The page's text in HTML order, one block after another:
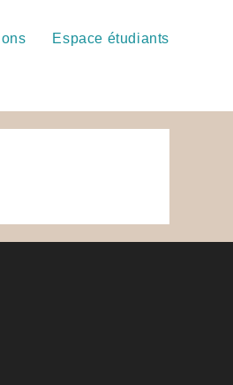
Espace étudiants